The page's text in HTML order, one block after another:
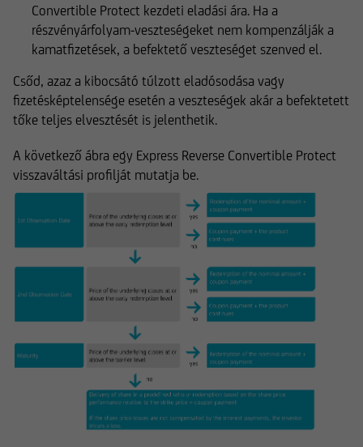
Convertible Protect kezdeti eladási ára. Ha a
részvényárfolyam-veszteségeket nem kompenzálják a
kamatfizetések, a befektető veszteséget szenved el.
Csőd, azaz a kibocsátó túlzott eladósodása vagy
fizetésképtelensége esetén a veszteségek akár a befektetett
tőke teljes elvesztését is jelenthetik.
A következő ábra egy Express Reverse Convertible Protect
visszaváltási profilját mutatja be.